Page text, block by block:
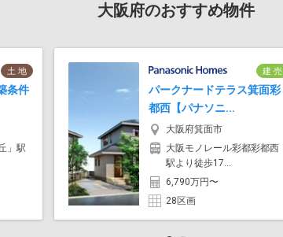
大阪府のおすすめ物件
土 地
条件
」駅
建 売
パークナードテラス箕面彩
都西【パナソニ...
大阪府箕面市
大阪モノレール彩都彩都西
駅より徒歩17...
6,790万円〜
28区画